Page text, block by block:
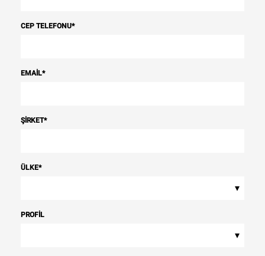
CEP TELEFONU*
EMAIL*
ŞIRKET*
ÜLKE*
▾
PROFIL
▾